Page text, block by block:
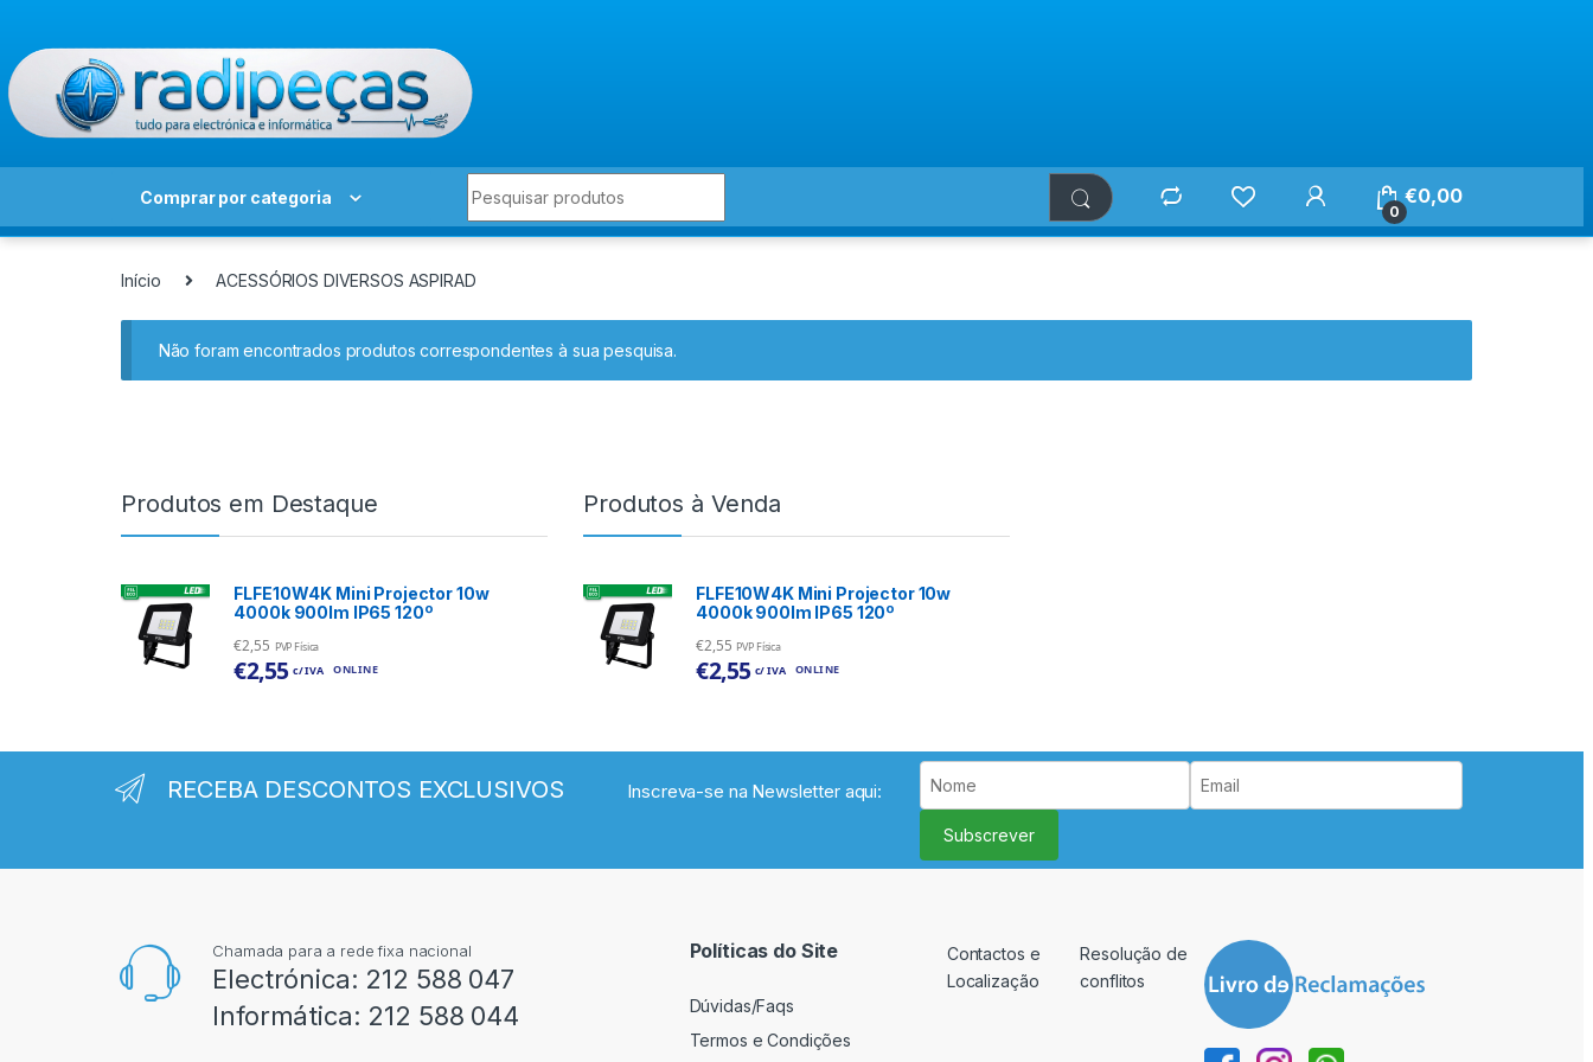
Comprar por categoria
0
€0,00
Início ACESSÓRIOS DIVERSOS ASPIRAD
Não foram encontrados produtos correspondentes à sua pesquisa.
Produtos em Destaque
FLFE10W4K Mini Projector 10w
4000k 900lm IP65 120º
€2,55 PVP Física
€2,55 c/ IVA ONLINE
Produtos à Venda
FLFE10W4K Mini Projector 10w
4000k 900lm IP65 120º
€2,55 PVP Física
€2,55 c/ IVA ONLINE
RECEBA DESCONTOS EXCLUSIVOS Inscreva-se na Newsletter aqui:
Subscrever
Chamada para a rede fixa nacional
Electrónica: 212 588 047
Informática: 212 588 044
Políticas do Site
Dúvidas/Faqs
Termos e Condições
Contactos e
Localização
Resolução de
conflitos